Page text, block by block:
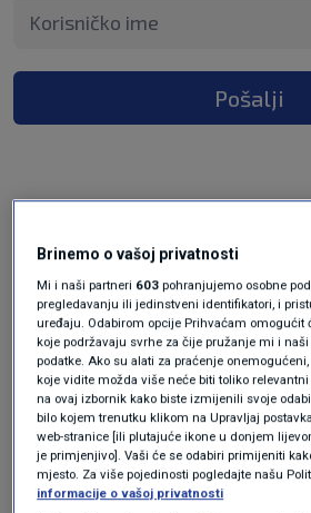
Pošalji
Oglas
Brinemo o vašoj privatnosti
Mi i naši partneri 603 pohranjujemo osobne
pregledavanju ili jedinstveni identifikatori, i
uređaju. Odabirom opcije Prihvaćam omogućit
koje podržavaju svrhe za čije pružanje mi i
podatke. Ako su alati za praćenje
koje vidite možda više neće biti toliko
na ovaj izbornik kako biste izmijenili svoje
bilo kojem trenutku klikom na Upravljaj
web-stranice [ili plutajuće ikone u donjem
je primjenjivo]. Vaši će se odabiri primijeniti
mjesto. Za više pojedinosti pogledajte našu
informacije o vašoj privatnosti